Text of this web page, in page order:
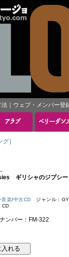
法 ウェブ・メンバー登
グ］
ギリシャのジプシー
音楽/中古CD ジャンル：
ンバー：FM-322